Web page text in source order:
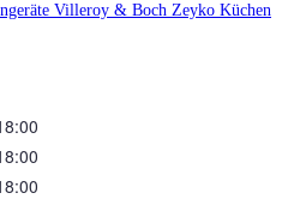
Villeroy & Boch Zeyko Küchen